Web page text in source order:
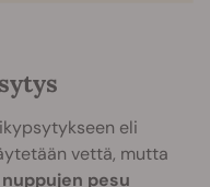
eli
vettä, mutta
pesu